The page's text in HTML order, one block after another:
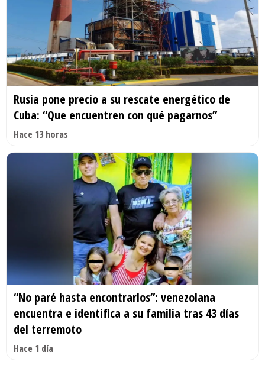
Rusia pone precio a su rescate energético de
Cuba: “Que encuentren con qué pagarnos”
Hace 13 horas
“No paré hasta encontrarlos”: venezolana
encuentra e identifica a su familia tras 43 días
del terremoto
Hace 1 día